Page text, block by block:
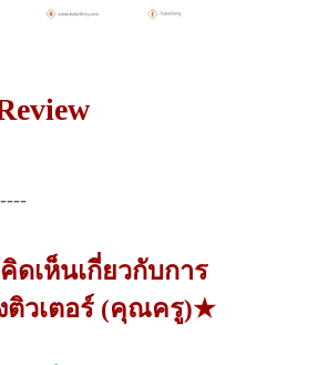
ดเห็นเกี่ยวกับการ
ติวเตอร์ (คุณครู)★